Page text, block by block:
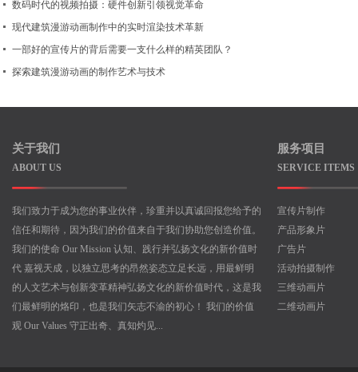
数码时代的视频拍摄：硬件创新引领视觉革命
现代建筑漫游动画制作中的实时渲染技术革新
一部好的宣传片的背后需要一支什么样的精英团队？
探索建筑漫游动画的制作艺术与技术
关于我们
ABOUT US
我们致力于成为您的事业伙伴，珍重并以真诚回报您给予的
信任和期待，因为我们的价值来自于我们协助您创造价值。
我们的使命 Our Mission 认知、践行并弘扬文化的新价值时
代 嘉视天成，以独立思考的昂然姿态立足长远，用最鲜明
的人文艺术与创新变革精神弘扬文化的新价值时代，这是我
们最鲜明的烙印，也是我们矢志不渝的初心！ 我们的价值
观 Our Values 守正出奇、真知灼见...
服务项目
SERVICE ITEMS
宣传片制作
产品形象片
广告片
活动拍摄制作
三维动画片
二维动画片